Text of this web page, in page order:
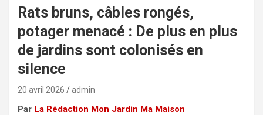
Rats bruns, câbles rongés,
potager menacé : De plus en plus
de jardins sont colonisés en
silence
20 avril 2026 admin
Par La Rédaction Mon Jardin Ma Maison